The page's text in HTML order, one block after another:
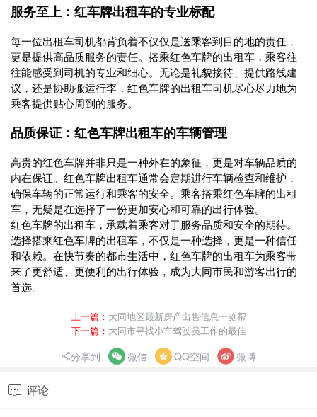
服务至上：红车牌出租车的专业标配
每一位出租车司机都背负着不仅仅是送乘客到目的地的责任，
更是提供高品质服务的责任。搭乘红色车牌的出租车，乘客往
往能感受到司机的专业和细心。无论是礼貌接待、提供路线建
议，还是协助搬运行李，红色车牌的出租车司机尽心尽力地为
乘客提供贴心周到的服务。
品质保证：红色车牌出租车的车辆管理
高贵的红色车牌并非只是一种外在的象征，更是对车辆品质的
内在保证。红色车牌出租车通常会定期进行车辆检查和维护，
确保车辆的正常运行和乘客的安全。乘客搭乘红色车牌的出租
车，无疑是在选择了一份更加安心和可靠的出行体验。
红色车牌的出租车，承载着乘客对于服务品质和安全的期待。
选择搭乘红色车牌的出租车，不仅是一种选择，更是一种信任
和依赖。在快节奏的都市生活中，红色车牌的出租车为乘客带
来了更舒适、更便利的出行体验，成为大同市民和游客出行的
首选。
上一篇： 大同地区最新房产出售信息一览帮
下一篇： 大同市寻找小车驾驶员工作的最佳
分享到 微信 QQ空间 微博
 评论